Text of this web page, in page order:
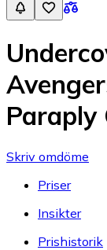
Paraply
Skriv omdöme
Priser
Insikter
Prishistorik